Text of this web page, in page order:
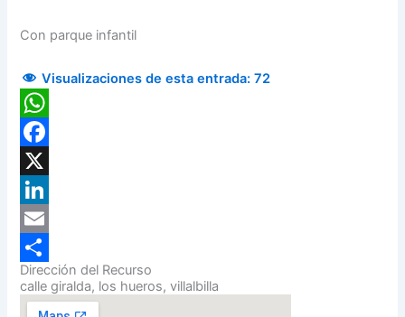
Con parque infantil
Visualizaciones de esta entrada: 72
WhatsApp
Facebook
X
LinkedIn
Email
Compartir
Dirección del Recurso
calle giralda, los hueros, villalbilla